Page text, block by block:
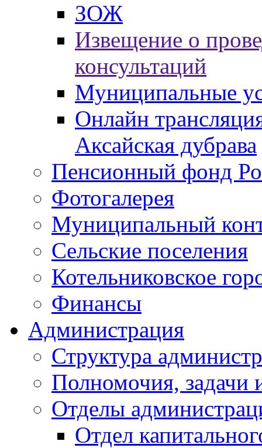
ЗОЖ
Извещение о
консультаций
Муниципальные
Онлайн
Аксайская дубрава
Пенсионный фонд
Фотогалерея
Муниципальный
Сельские поселения
Котельниковское
Финансы
Администрация
Структура
Полномочия, задачи
Отделы
Отдел